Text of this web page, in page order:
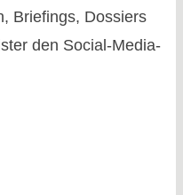
Briefings, Dossiers
den Social-Media-